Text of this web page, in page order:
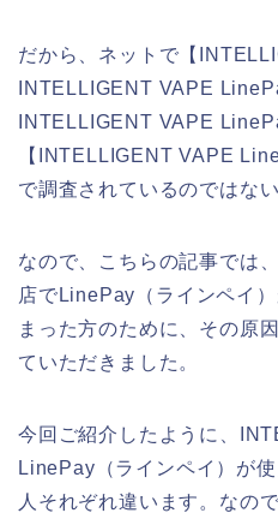
だから、ネットで【
INTELLIGENT VAPE
INTELLIGENT VAPE
【INTELLIGENT VAPE
で調査されているのではな
なので、こちらの記事では
店でLinePay（ラインペイ
まった方のために、その原
ていただきました。
今回ご紹介したように、
LinePay（ラインペイ）が
人それぞれ違います。なの